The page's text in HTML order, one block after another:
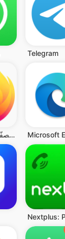
Telegram
فَيَرفُكس: مُتصفّح ويبالخصوصية